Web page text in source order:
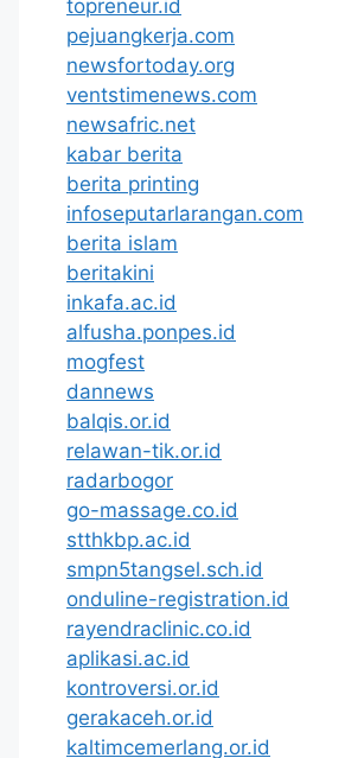
topreneur.id
pejuangkerja.com
newsfortoday.org
ventstimenews.com
newsafric.net
kabar berita
berita printing
infoseputarlarangan.com
berita islam
beritakini
inkafa.ac.id
alfusha.ponpes.id
mogfest
dannews
balqis.or.id
relawan-tik.or.id
radarbogor
go-massage.co.id
stthkbp.ac.id
smpn5tangsel.sch.id
onduline-registration.id
rayendraclinic.co.id
aplikasi.ac.id
kontroversi.or.id
gerakaceh.or.id
kaltimcemerlang.or.id